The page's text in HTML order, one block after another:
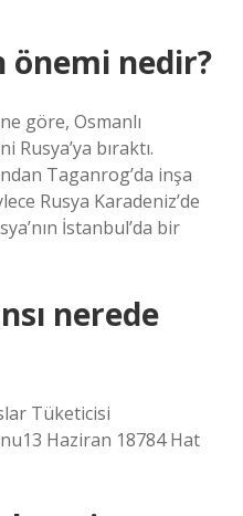
önemi nedir?
göre, Osmanlı
Rusya’ya bıraktı.
Taganrog’da inşa
Rusya Karadeniz’de
İstanbul’da bir
nerede
Tüketicisi
Haziran 18784 Hat